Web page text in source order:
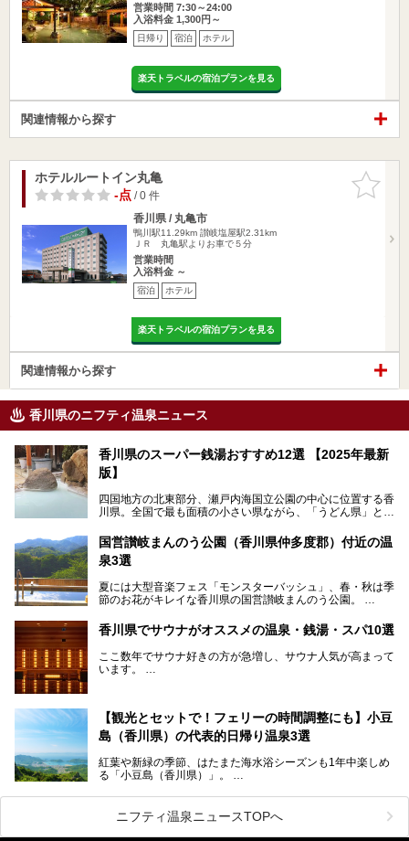
営業時間 7:30～24:00
入浴料金 1,300円～
日帰り 宿泊 ホテル
楽天トラベルの宿泊プランを見る
関連情報から探す
お気に入
りに追加
ホテルルートイン丸亀
-点/ 0 件
香川県 / 丸亀市
鴨川駅11.29km 讃岐塩屋駅2.31km
ＪＲ 丸亀駅よりお車で５分
営業時間
入浴料金 ～
宿泊 ホテル
楽天トラベルの宿泊プランを見る
関連情報から探す
香川県のニフティ温泉ニュース
香川県のスーパー銭湯おすすめ12選 【2025年最新
版】
四国地方の北東部分、瀬戸内海国立公園の中心に位置する香
川県。全国で最も面積の小さい県ながら、「うどん県」とも
オリーブ、和三盆、製塩や醤油など特産品は実にバラエティ
豊か。近年は瀬戸内海の島々を舞台にした「瀬戸内国際芸術
祭」も開催され、アートの県としても知られています。
クアップしました。気になるスーパー銭湯があったら、ぜひ
訪れてみてください！
国営讃岐まんのう公園（香川県仲多度郡）付近の温
泉3選
夏には大型音楽フェス「モンスターバッシュ」、春・秋は季
節のお花がキレイな香川県の国営讃岐まんのう公園。
四国唯一の国営公園であり、広さは東京ディズニーランド７
個分！（350ha）
園内にはキャンプ場もあり、レンタサイクルで外周をぐるっ
と一周することもできます。
そんな国営讃岐まんのう公園は園内に温泉がありません。
つご紹介しますね。
香川県でサウナがオススメの温泉・銭湯・スパ10選
ここ数年でサウナ好きの方が急増し、サウナ人気が高まって
います。
設を紹介します。
ぜひ香川県に住んでいる方や訪れる予定のある方は、香川の
サウナ施設を行ってみましょう！
【観光とセットで！フェリーの時間調整にも】小豆
島（香川県）の代表的日帰り温泉3選
紅葉や新緑の季節、はたまた海水浴シーズンも1年中楽しめ
る「小豆島（香川県）」。
1周すると82kmもあることから、西と東・南と北ではまっ
たく風景がちがいます。
ニフティ温泉ニュースTOPへ